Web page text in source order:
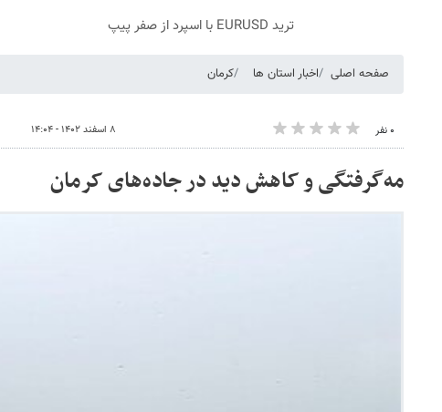
ترید EURUSD با اسپرد از صفر پیپ
صفحه اصلی اخبار استان ها کرمان
۰ نفر ۸ اسفند ۱۴۰۲ - ۱۴:۰۴
مه‌گرفتگی و کاهش دید در جاده‌های کرمان